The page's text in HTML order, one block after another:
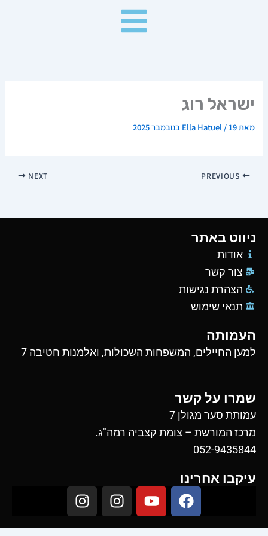
ישראל רוג
מאת Ella Hatuel /19 בנובמבר 2025
NEXT
ניווט באתר
אודות
צור קשר
הצהרת נגישות
תנאי שימוש
העמותה
למען החיילים, המשפחות השכולות, ואלמנות חטיבה 7
שמרו על קשר
עמותת סער מגולן 7
מרכז המורשת – צומת קצביה רמה"ג.
052-9435844
עיקבו אחרינו
F
a
c
Y
o
u
I
n
s
I
n
s